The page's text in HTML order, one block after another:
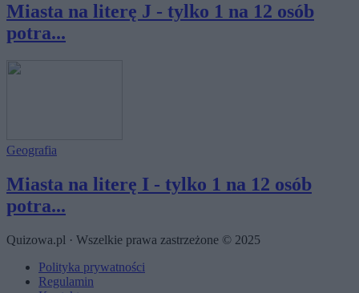
Miasta na literę J - tylko 1 na 12 osób
potra...
Geografia
Miasta na literę I - tylko 1 na 12 osób
potra...
Quizowa.pl · Wszelkie prawa zastrzeżone © 2025
Polityka prywatności
Regulamin